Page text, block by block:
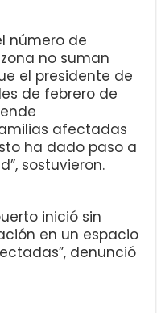
número de
no suman
el presidente de
de febrero de
afectadas
ha dado paso a
sostuvieron.
inició sin
en un espacio
denunció